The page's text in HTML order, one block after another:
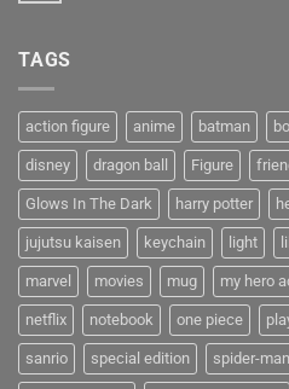
TAGS
action figure anime batman
disney dragon ball Figure
Glows In The Dark harry potter
jujutsu kaisen keychain light
marvel movies mug my hero
netflix notebook one piece
sanrio special edition spider-man